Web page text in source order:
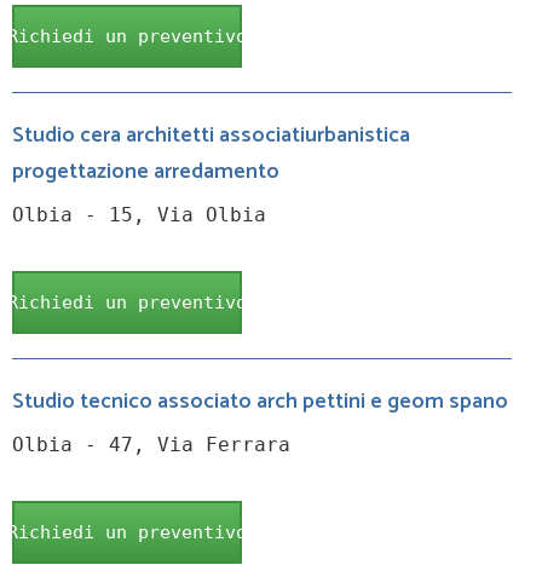
Richiedi un preventivo
Studio cera architetti associatiurbanistica
progettazione arredamento
Olbia - 15, Via Olbia
Richiedi un preventivo
Studio tecnico associato arch pettini e geom spano
Olbia - 47, Via Ferrara
Richiedi un preventivo